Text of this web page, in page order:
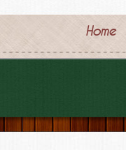
Home